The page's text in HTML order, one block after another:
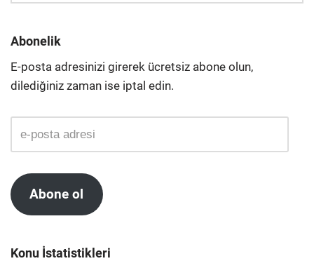
Abonelik
E-posta adresinizi girerek ücretsiz abone olun,
dilediğiniz zaman ise iptal edin.
Abone ol
Konu İstatistikleri